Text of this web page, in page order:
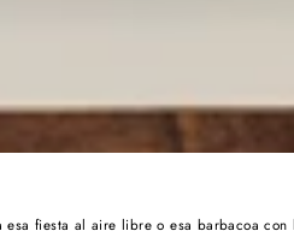
fiesta al aire libre o esa barbacoa con